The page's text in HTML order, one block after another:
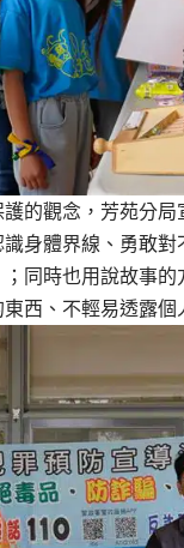
的觀念，芳苑分
身體界線、勇敢
同時也用說故事
西、不輕易透露個